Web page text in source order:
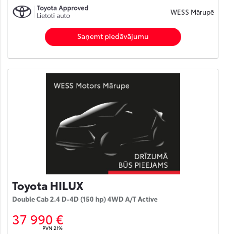
WESS Mārupē
Saņemt piedāvājumu
Toyota HILUX
Double Cab 2.4 D-4D (150 hp) 4WD A/T Active
37 990 €
PVN 21%